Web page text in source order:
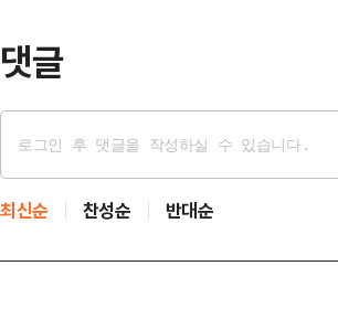
댓글
최신순 찬성순 반대순